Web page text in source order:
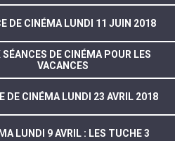
DE CINÉMA LUNDI 11 JUIN 2018
SÉANCES DE CINÉMA POUR LES
VACANCES
DE CINÉMA LUNDI 23 AVRIL 2018
LUNDI 9 AVRIL : LES TUCHE 3